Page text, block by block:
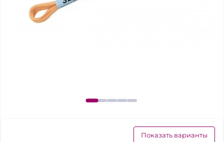
Показать варианты